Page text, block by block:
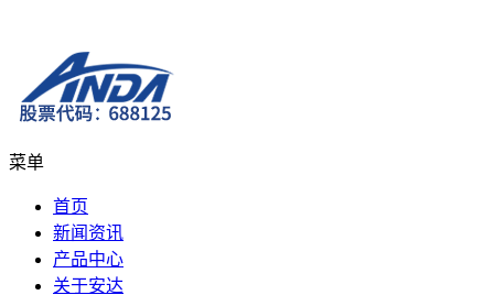
菜单
首页
新闻资讯
产品中心
关于安达